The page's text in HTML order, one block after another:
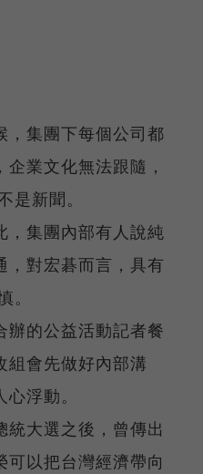
，集團下每個公司都
業文化無法跟隨，
新聞。
，集團內部有人說純
，對宏碁而言，具有
。
辦的公益活動記者餐
組會先做好內部溝
浮動。
大選之後，曾傳出
以把台灣經濟帶向